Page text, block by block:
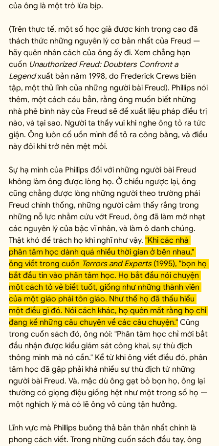
của ông là một trò lừa bịp.
(Trên thực tế, một số học giả được kính trọng cao đã
thách thức những nguyên lý cơ bản nhất của Freud —
hãy quên nhân cách của ông ấy đi. Xem chẳng hạn
cuốn Unauthorized Freud: Doubters Confront a
Legend xuất bản năm 1998, do Frederick Crews biên
tập, một thủ lĩnh của những người bài Freud). Phillips nói
thêm, một cách cáu bẳn, rằng ông muốn biết những
nhà phê bình này của Freud sẽ đề xuất liệu pháp điều trị
nào, và tại sao. Người ta thấy vui khi nghe ông tỏ ra tức
giận. Ông luôn cố uốn mình để tỏ ra công bằng, và điều
này đôi khi trở nên mệt mỏi.
Sự hạ mình của Phillips đối với những người bài Freud
không làm ông được lòng họ. Ở chiều ngược lại, ông
cũng chẳng được lòng những người theo trường phái
Freud chính thống, những người cảm thấy rằng trong
những nỗ lực nhằm cứu vớt Freud, ông đã làm mờ nhạt
các nguyên lý của bậc vĩ nhân, và làm ô danh chúng.
Thật khó để trách họ khi nghĩ như vậy. "Khi các nhà
phân tâm học dành quá nhiều thời gian ở bên nhau,"
ông viết trong cuốn Terrors and Experts (1995), "bọn họ
bắt đầu tin vào phân tâm học. Họ bắt đầu nói chuyện
một cách tỏ vẻ biết tuốt, giống như những thành viên
của một giáo phái tôn giáo. Như thể họ đã thấu hiểu
một điều gì đó. Nói cách khác, họ quên mất rằng họ chỉ
đang kể những câu chuyện về các câu chuyện." Cũng
trong cuốn sách đó, ông nói: "Phân tâm học chỉ mới bắt
đầu nhận được kiểu giám sát công khai, sự thù địch
thông minh mà nó cần." Kể từ khi ông viết điều đó, phân
tâm học đã gặp phải khá nhiều sự thù địch từ những
người bài Freud. Và, mặc dù ông gạt bỏ bọn họ, ông lại
thường có giọng điệu giống hệt như một trong số họ —
một nghịch lý mà có lẽ ông vô cùng tận hưởng.
Lĩnh vực mà Phillips buông thả bản thân nhất chính là
phong cách viết. Trong những cuốn sách đầu tay, ông